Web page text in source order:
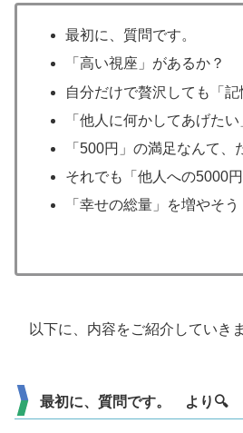
最初に、質問です。
「高い視座」があるか？
自分だけで贅沢しても「記
「他人に何かしてあげた
「500円」の満足なんて、
それでも「他人への5000
「幸せの総量」を増やそう
以下に、内容をご紹介していきま
最初に、質問です。 より🔍